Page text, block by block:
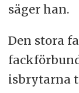
säger han.
Den stora
isbrytarna